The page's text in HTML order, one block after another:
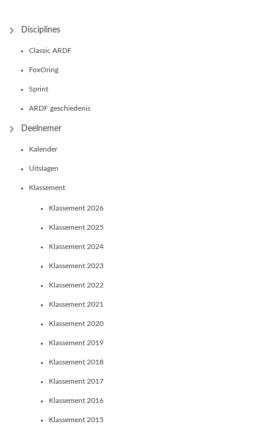
Disciplines
Classic ARDF
FoxOring
Sprint
ARDF geschiedenis
Deelnemer
Kalender
Uitslagen
Klassement
Klassement 2026
Klassement 2025
Klassement 2024
Klassement 2023
Klassement 2022
Klassement 2021
Klassement 2020
Klassement 2019
Klassement 2018
Klassement 2017
Klassement 2016
Klassement 2015